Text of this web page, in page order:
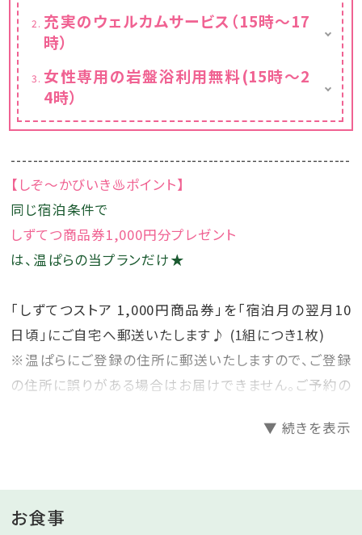
宿泊月の翌月10日頃に「温泉ぱらだいす静
岡」より、ご自宅に郵送いたします♪
充実のウェルカムサービス（15時～17
時）
をロビーラウンジにご用意！
ウェルカムサービスの時間帯では、日ごとに変
女性専用の岩盤浴利用無料(15時～2
4時）
女性用大浴場に併設しています。専用の作務
衣もご用意していますので、空いている時にい
--------------------------------------------------------------
【しぞ～かびいき♨ポイント】
同じ宿泊条件で
しずてつ商品券1,000円分プレゼント
は、温ぱらの当プランだけ★
「しずてつストア 1,000円商品券」を「宿泊月の翌月10
日頃」にご自宅へ郵送いたします♪ (1組につき1枚)
※温ぱらにご登録の住所に郵送いたしますので、ご登録
の住所に誤りがある場合はお届けできません。ご予約の
日常生活においても、お得さを感じていただけたらと思
っております◎
▼ 続きを表示
お食事